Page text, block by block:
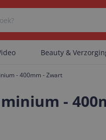
Er zijn geen categorieën
Beauty &
- 400mm - Zwart
-